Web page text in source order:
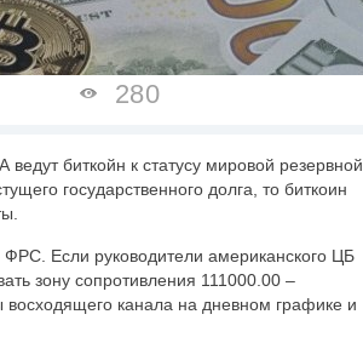
280
биткойн к статусу мировой резервной
государственного долга, то биткоин
Если руководители американского ЦБ
зону сопротивления 111000.00 –
восходящего канала на дневном графике и